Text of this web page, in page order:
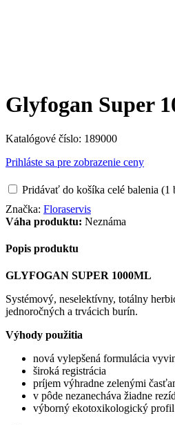
Glyfogan Super
Katalógové číslo: 189000
Prihláste sa pre zobrazenie ceny
Pridávať do košíka celé balenia (1
Značka: Floraservis
Váha produktu: Neznáma
Popis produktu
GLYFOGAN SUPER 1000ML
Systémový, neselektívny, totálny
jednoročných a trvácich burín.
Výhody použitia
nová vylepšená formulácia
široká registrácia
príjem výhradne zelenými
v pôde nezanecháva žiadne
výborný ekotoxikologický profil